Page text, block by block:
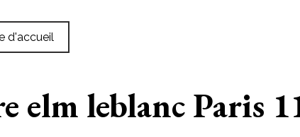
d'accueil
elm leblanc Paris